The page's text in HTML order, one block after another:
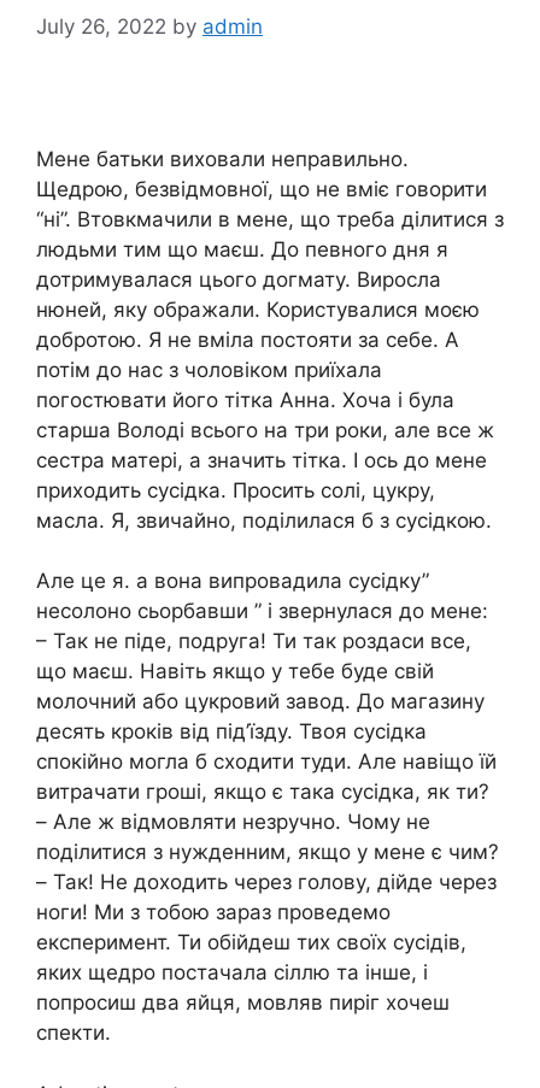
July 26, 2022 by admin
Мене батьки виховали неправильно.
Щедрою, безвідмовної, що не вміє говорити
“ні”. Втовкмачили в мене, що треба ділитися з
людьми тим що маєш. До певного дня я
дотримувалася цього догмату. Виросла
нюней, яку ображали. Користувалися моєю
добротою. Я не вміла постояти за себе. А
потім до нас з чоловіком приїхала
погостювати його тітка Анна. Хоча і була
старша Володі всього на три роки, але все ж
сестра матері, а значить тітка. І ось до мене
приходить сусідка. Просить солі, цукру,
масла. Я, звичайно, поділилася б з сусідкою.
Але це я. а вона випровадила сусідку”
несолоно сьорбавши ” і звернулася до мене:
– Так не піде, подруга! Ти так роздаси все,
що маєш. Навіть якщо у тебе буде свій
молочний або цукровий завод. До магазину
десять кроків від під’їзду. Твоя сусідка
спокійно могла б сходити туди. Але навіщо їй
витрачати гроші, якщо є така сусідка, як ти?
– Але ж відмовляти незручно. Чому не
поділитися з нужденним, якщо у мене є чим?
– Так! Не доходить через голову, дійде через
ноги! Ми з тобою зараз проведемо
експеримент. Ти обійдеш тих своїх сусідів,
яких щедро постачала сіллю та інше, і
попросиш два яйця, мовляв пиріг хочеш
спекти.